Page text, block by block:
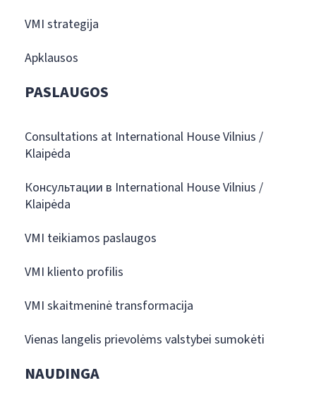
VMI strategija
Apklausos
PASLAUGOS
Consultations at International House Vilnius /
Klaipėda
Консультации в International House Vilnius /
Klaipėda
VMI teikiamos paslaugos
VMI kliento profilis
VMI skaitmeninė transformacija
Vienas langelis prievolėms valstybei sumokėti
NAUDINGA